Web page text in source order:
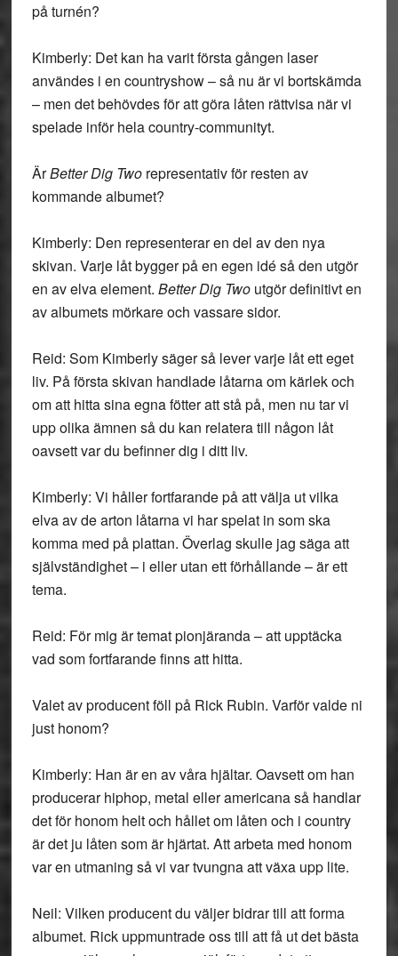
på turnén?
Kimberly: Det kan ha varit första gången laser
användes i en countryshow – så nu är vi bortskämda
– men det behövdes för att göra låten rättvisa när vi
spelade inför hela country-communityt.
ÄrBetter Dig Tworepresentativ för resten av
kommande albumet?
Kimberly: Den representerar en del av den nya
skivan. Varje låt bygger på en egen idé så den utgör
en av elva element. Better Dig Twoutgör definitivt en
av albumets mörkare och vassare sidor.
Reid: Som Kimberly säger så lever varje låt ett eget
liv. På första skivan handlade låtarna om kärlek och
om att hitta sina egna fötter att stå på, men nu tar vi
upp olika ämnen så du kan relatera till någon låt
oavsett var du befinner dig i ditt liv.
Kimberly: Vi håller fortfarande på att välja ut vilka
elva av de arton låtarna vi har spelat in som ska
komma med på plattan. Överlag skulle jag säga att
självständighet – i eller utan ett förhållande – är ett
tema.
Reid: För mig är temat pionjäranda – att upptäcka
vad som fortfarande finns att hitta.
Valet av producent föll på Rick Rubin. Varför valde ni
just honom?
Kimberly: Han är en av våra hjältar. Oavsett om han
producerar hiphop, metal eller americana så handlar
det för honom helt och hållet om låten och i country
är det ju låten som är hjärtat. Att arbeta med honom
var en utmaning så vi var tvungna att växa upp lite.
Neil: Vilken producent du väljer bidrar till att forma
albumet. Rick uppmuntrade oss till att få ut det bästa